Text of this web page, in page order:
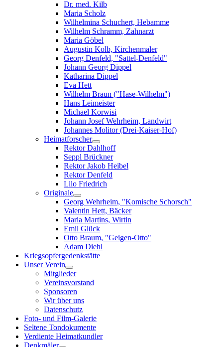
Dr. med. Kilb
Maria Scholz
Wilhelmina Schuchert, Hebamme
Wilhelm Schramm, Zahnarzt
Maria Göbel
Augustin Kolb, Kirchenmaler
Georg Denfeld, "Sattel-Denfeld"
Johann Georg Dippel
Katharina Dippel
Eva Hett
Wilhelm Braun ("Hase-Wilhelm")
Hans Leimeister
Michael Korwisi
Johann Josef Wehrheim, Landwirt
Johannes Molitor (Drei-Kaiser-Hof)
Heimatforscher
Rektor Dahlhoff
Seppl Brückner
Rektor Jakob Heibel
Rektor Denfeld
Lilo Friedrich
Originale
Georg Wehrheim, "Komische Schorsch"
Valentin Hett, Bäcker
Maria Martins, Wirtin
Emil Glück
Otto Braum, "Geigen-Otto"
Adam Diehl
Kriegsopfergedenkstätte
Unser Verein
Mitglieder
Vereinsvorstand
Sponsoren
Wir über uns
Datenschutz
Foto- und Film-Galerie
Seltene Tondokumente
Verdiente Heimatkundler